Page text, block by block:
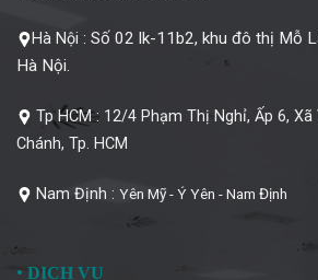
Hà Nội : Số 02 lk-11b2, khu đô thị Mỗ
Hà Nội.
Tp HCM : 12/4 Phạm Thị Nghỉ, Ấp 6, Xã
Chánh, Tp. HCM
Nam Định : Yên Mỹ - Ý Yên - Nam Định
• DỊCH VỤ